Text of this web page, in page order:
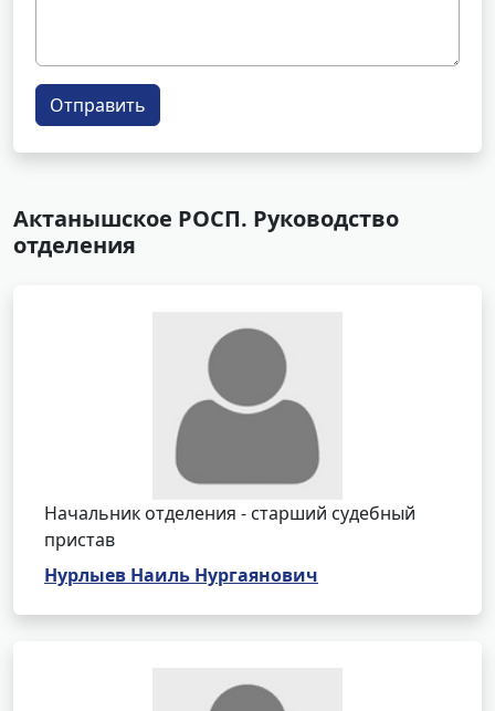
Отправить
Актанышское РОСП. Руководство
отделения
Начальник отделения - старший судебный
пристав
Нурлыев Наиль Нургаянович